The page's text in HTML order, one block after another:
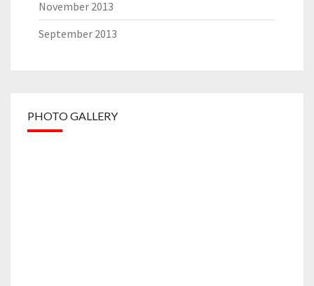
November 2013
September 2013
PHOTO GALLERY